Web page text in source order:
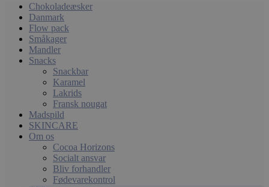
Chokoladeæsker
Danmark
Flow pack
Småkager
Mandler
Snacks
Snackbar
Karamel
Lakrids
Fransk nougat
Madspild
SKINCARE
Om os
Cocoa Horizons
Socialt ansvar
Bliv forhandler
Fødevarekontrol